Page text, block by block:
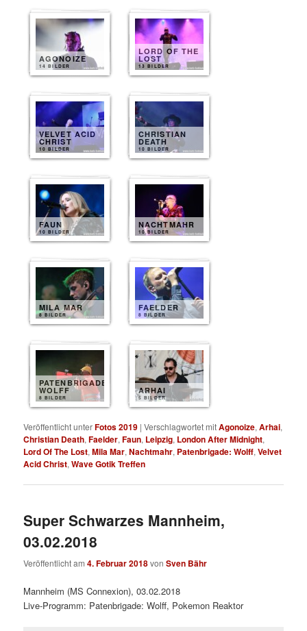
AGONOIZE
14 BILDER
LORD OF THE
LOST
13 BILDER
VELVET ACID
CHRIST
10 BILDER
CHRISTIAN
DEATH
10 BILDER
FAUN
10 BILDER
NACHTMAHR
10 BILDER
MILA MAR
8 BILDER
FAELDER
8 BILDER
PATENBRIGADE
WOLFF
8 BILDER
ARHAI
5 BILDER
Veröffentlicht unterFotos 2019 |Verschlagwortet mitAgonoize,Arhai,
Christian Death,Faelder,Faun, Leipzig, London After Midnight,
Lord Of The Lost,Mila Mar,Nachtmahr, Patenbrigade: Wolff,Velvet
Acid Christ,Wave Gotik Treffen
Super Schwarzes Mannheim,
03.02.2018
Veröffentlicht am4. Februar 2018vonSven Bähr
Mannheim (MS Connexion), 03.02.2018
Live-Programm: Patenbrigade: Wolff, Pokemon Reaktor